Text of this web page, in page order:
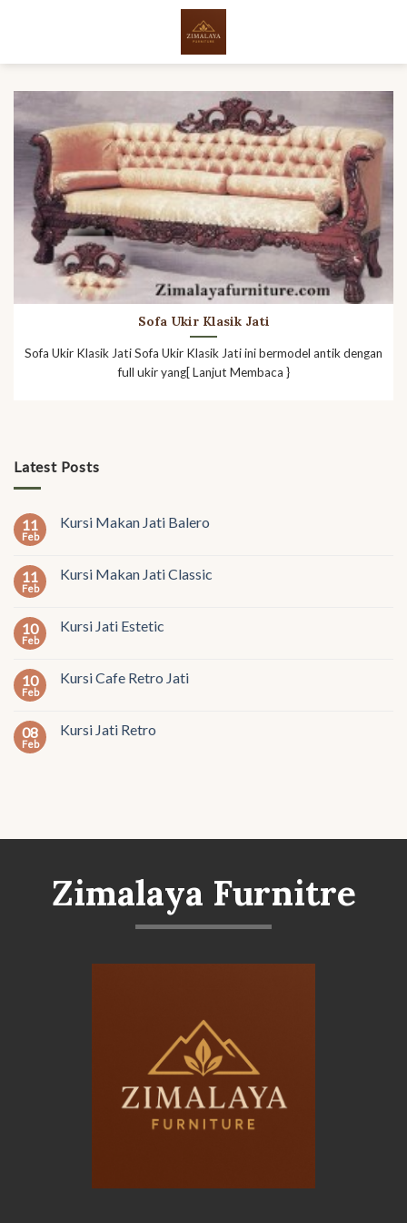
Latest Posts
11
Feb
Kursi Makan Jati Balero
11
Feb
Kursi Makan Jati Classic
10
Feb
Kursi Jati Estetic
10
Feb
Kursi Cafe Retro Jati
08
Feb
Kursi Jati Retro
Sofa Ukir Klasik Jati
Sofa Ukir Klasik Jati Sofa Ukir Klasik Jati ini bermodel antik dengan
full ukir yang[ Lanjut Membaca }
Zimalaya Furnitre